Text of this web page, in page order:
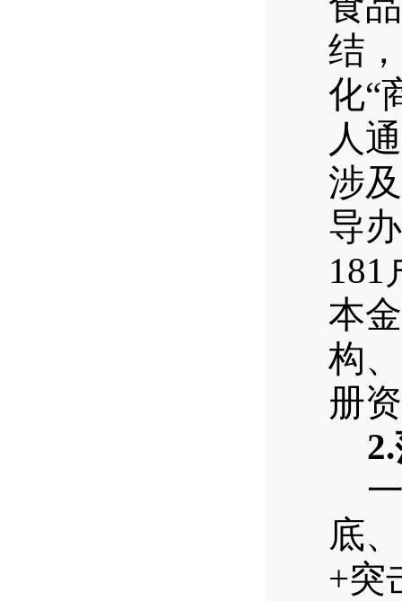
结
化“
人
涉
导
181
本
构
册
2.
底
+突